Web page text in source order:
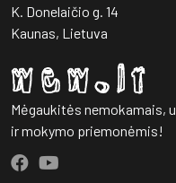
K. Donelaičio g. 14
Kaunas, Lietuva
Mėgaukitės nemokamais,
ir mokymo priemonėmis!